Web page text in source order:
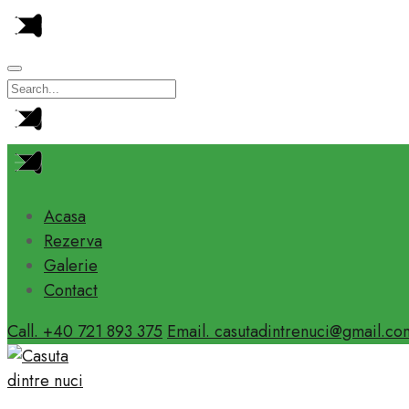
Acasa
Rezerva
Galerie
Contact
Call. +40 721 893 375 Email.